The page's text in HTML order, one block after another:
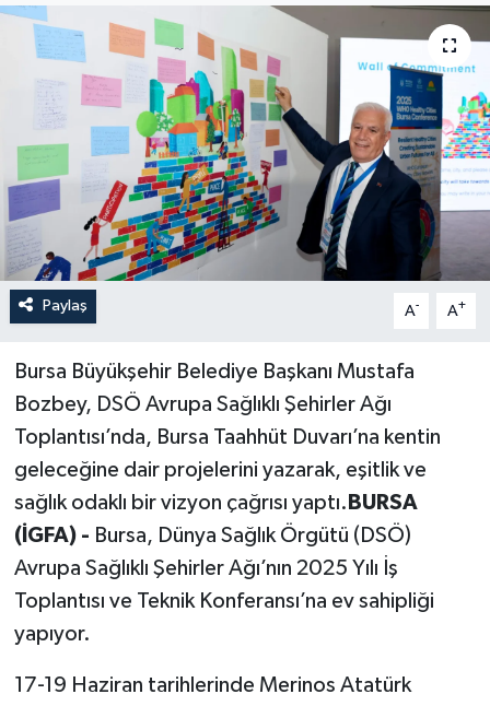
Paylaş A- A+
Bursa Büyükşehir Belediye Başkanı Mustafa
Bozbey, DSÖ Avrupa Sağlıklı Şehirler Ağı
Toplantısı’nda, Bursa Taahhüt Duvarı’na kentin
geleceğine dair projelerini yazarak, eşitlik ve
sağlık odaklı bir vizyon çağrısı yaptı. BURSA
(İGFA) - Bursa, Dünya Sağlık Örgütü (DSÖ)
Avrupa Sağlıklı Şehirler Ağı’nın 2025 Yılı İş
Toplantısı ve Teknik Konferansı’na ev sahipliği
yapıyor.
17-19 Haziran tarihlerinde Merinos Atatürk